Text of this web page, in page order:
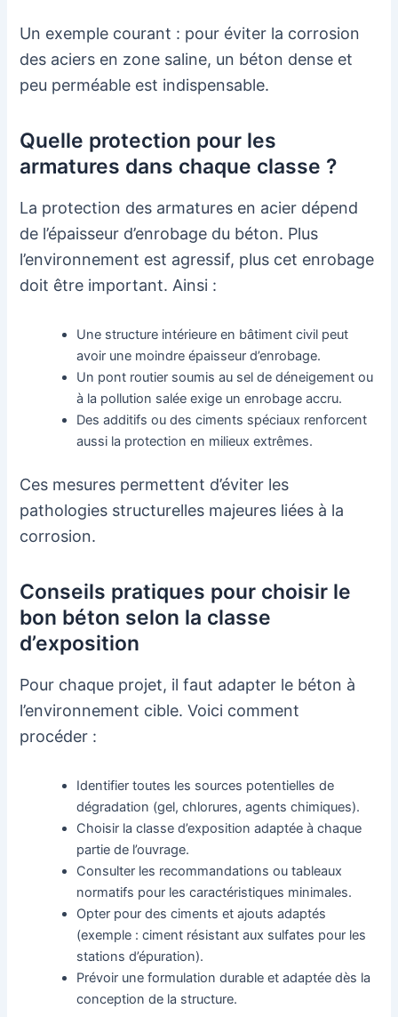
Un exemple courant : pour éviter la corrosion
des aciers en zone saline, un béton dense et
peu perméable est indispensable.
Quelle protection pour les
armatures dans chaque classe ?
La protection des armatures en acier dépend
de l’épaisseur d’enrobage du béton. Plus
l’environnement est agressif, plus cet enrobage
doit être important. Ainsi :
Une structure intérieure en bâtiment civil peut
avoir une moindre épaisseur d’enrobage.
Un pont routier soumis au sel de déneigement ou
à la pollution salée exige un enrobage accru.
Des additifs ou des ciments spéciaux renforcent
aussi la protection en milieux extrêmes.
Ces mesures permettent d’éviter les
pathologies structurelles majeures liées à la
corrosion.
Conseils pratiques pour choisir le
bon béton selon la classe
d’exposition
Pour chaque projet, il faut adapter le béton à
l’environnement cible. Voici comment
procéder :
Identifier toutes les sources potentielles de
dégradation (gel, chlorures, agents chimiques).
Choisir la classe d’exposition adaptée à chaque
partie de l’ouvrage.
Consulter les recommandations ou tableaux
normatifs pour les caractéristiques minimales.
Opter pour des ciments et ajouts adaptés
(exemple : ciment résistant aux sulfates pour les
stations d’épuration).
Prévoir une formulation durable et adaptée dès la
conception de la structure.